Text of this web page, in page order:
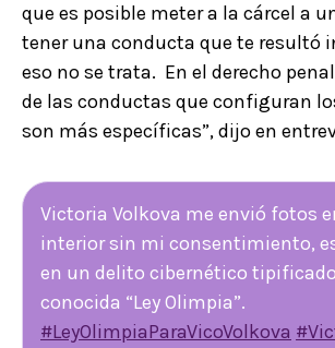
que es posible meter a la cárcel a
tener una conducta que te resultó
eso no se trata. En el derecho
de las conductas que configuran
son más específicas”, dijo en
Victoria Volkova me envió fotos
interior sin mi consentimiento,
en un delito cibernético
conocida “Ley Olimpia”.
#LeyOlimpiaParaVicoVolkova